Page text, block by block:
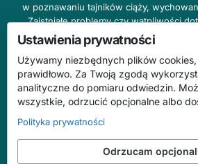
w poznawaniu tajników ciąży,
Zaistniałe problemy czy wątpliwości
przypadków należy bezzwłocznie
lekarzem ginekologiem lub innym
dziedzinie. DOBRY DOM nie
nie ponosi również żadnych
odpowiedzialności za następstwa
zastosowania podanych informacji bez
Na stronie abcdobrejmamy.pl mogą
o charakterze
Ustawienia prywatności
Używamy niezbędnych plików cookies,
prawidłowo. Za Twoją zgodą
analityczne do pomiaru odwiedzin.
wszystkie, odrzucić opcjonalne albo
Polityka prywatności
Odrzucam